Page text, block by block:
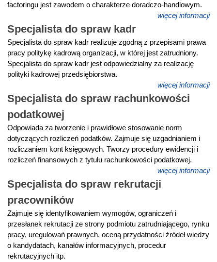
factoringu jest zawodem o charakterze doradczo-handlowym.
więcej informacji
Specjalista do spraw kadr
Specjalista do spraw kadr realizuje zgodną z przepisami prawa
pracy politykę kadrową organizacji, w której jest zatrudniony.
Specjalista do spraw kadr jest odpowiedzialny za realizację
polityki kadrowej przedsiębiorstwa.
więcej informacji
Specjalista do spraw rachunkowości
podatkowej
Odpowiada za tworzenie i prawidłowe stosowanie norm
dotyczących rozliczeń podatków. Zajmuje się uzgadnianiem i
rozliczaniem kont księgowych. Tworzy procedury ewidencji i
rozliczeń finansowych z tytułu rachunkowości podatkowej.
więcej informacji
Specjalista do spraw rekrutacji
pracowników
Zajmuje się identyfikowaniem wymogów, ograniczeń i
przesłanek rekrutacji ze strony podmiotu zatrudniającego, rynku
pracy, uregulowań prawnych, oceną przydatności źródeł wiedzy
o kandydatach, kanałów informacyjnych, procedur
rekrutacyjnych itp.